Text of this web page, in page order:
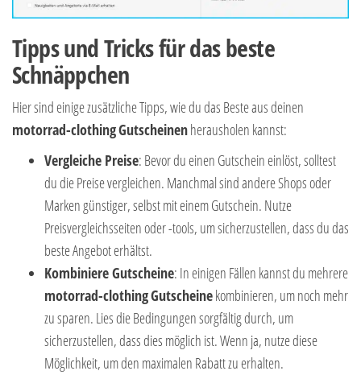
Tipps und Tricks für das beste
Schnäppchen
Hier sind einige zusätzliche Tipps, wie du das Beste aus deinen
motorrad-clothingGutscheinenherausholen kannst:
Vergleiche Preise: Bevor du einen Gutschein einlöst, solltest
du die Preise vergleichen. Manchmal sind andere Shops oder
Marken günstiger, selbst mit einem Gutschein. Nutze
Preisvergleichsseiten oder -tools, um sicherzustellen, dass du das
beste Angebot erhältst.
Kombiniere Gutscheine: In einigen Fällen kannst du mehrere
motorrad-clothingGutscheinekombinieren, um noch mehr
zu sparen. Lies die Bedingungen sorgfältig durch, um
sicherzustellen, dass dies möglich ist. Wenn ja, nutze diese
Möglichkeit, um den maximalen Rabatt zu erhalten.